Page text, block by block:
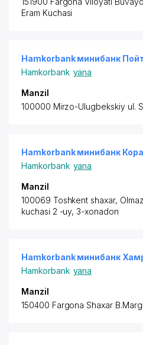
Eram Kuchasi
Hamkorbank минибанк
Hamkorbank yana
Manzil
100000 Mirzo-Ulugbekskiy ul.
Hamkorbank минибанк
Hamkorbank yana
Manzil
100069 Toshkent shaxar,
kuchasi 2 -uy, 3-xonadon
Hamkorbank минибанк
Hamkorbank yana
Manzil
150400 Fargona Shaxar